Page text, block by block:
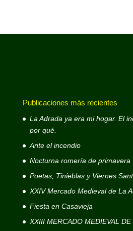
Publicaciones más recientes
La Adrada ya era mi hogar. El
por qué.
Ante el incendio
Nocturna romería de primavera
Poetas, Tinieblas y Viernes
XXIV Mercado Medieval de La
Fiesta en Casavieja
XXIII MERCADO MEDIEVAL DE